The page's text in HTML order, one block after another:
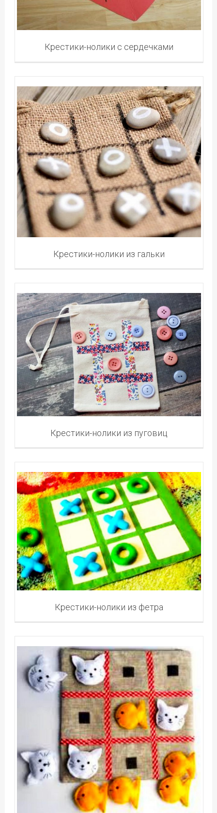
Крестики-нолики с сердечками
Крестики-нолики из гальки
Крестики-нолики из пуговиц
Крестики-нолики из фетра